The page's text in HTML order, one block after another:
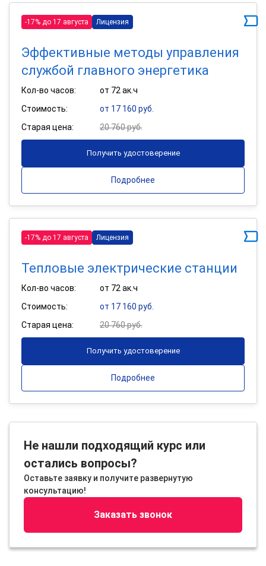
-17% до 17 августа Лицензия
Эффективные методы управления
службой главного энергетика
Кол-во часов:
от 72 ак.ч
Стоимость:
от 17 160 руб.
Старая цена:
20 760 руб.
Получить удостоверение
Подробнее
-17% до 17 августа Лицензия
Тепловые электрические станции
Кол-во часов:
от 72 ак.ч
Стоимость:
от 17 160 руб.
Старая цена:
20 760 руб.
Получить удостоверение
Подробнее
Не нашли подходящий курс или
остались вопросы?
Оставьте заявку и получите развернутую
консультацию!
Заказать звонок